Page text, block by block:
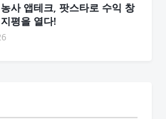
사 앱테크, 팟스타로 수익 창
평을 열다!